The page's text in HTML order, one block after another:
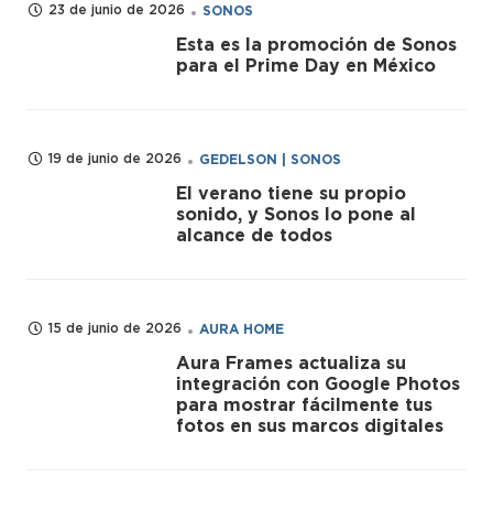
23 de junio de 2026 SONOS
Esta es la promoción de Sonos
para el Prime Day en México
19 de junio de 2026 GEDELSON | SONOS
El verano tiene su propio
sonido, y Sonos lo pone al
alcance de todos
15 de junio de 2026 AURA HOME
Aura Frames actualiza su
integración con Google Photos
para mostrar fácilmente tus
fotos en sus marcos digitales